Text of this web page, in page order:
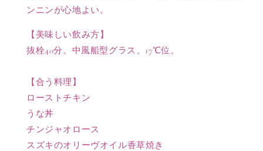
減
ら
す
増
や
す
ンニンが心地よい。
【美味しい飲み方】
抜栓40分。中風船型グラス、17℃位。
【合う料理】
ローストチキン
うな丼
チンジャオロース
スズキのオリーヴオイル香草焼き